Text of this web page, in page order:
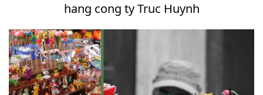
hang cong ty Truc Huynh